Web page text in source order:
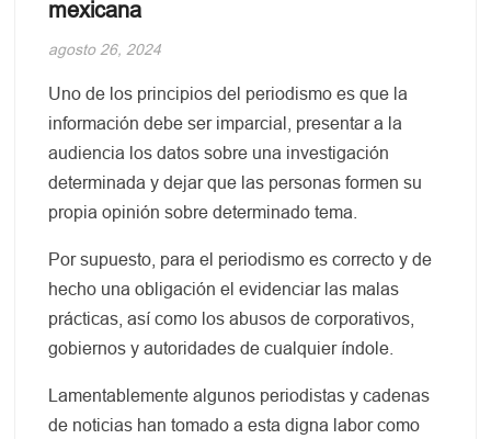
mexicana
agosto 26, 2024
Uno de los principios del periodismo es que la
información debe ser imparcial, presentar a la
audiencia los datos sobre una investigación
determinada y dejar que las personas formen su
propia opinión sobre determinado tema.
Por supuesto, para el periodismo es correcto y de
hecho una obligación el evidenciar las malas
prácticas, así como los abusos de corporativos,
gobiernos y autoridades de cualquier índole.
Lamentablemente algunos periodistas y cadenas
de noticias han tomado a esta digna labor como